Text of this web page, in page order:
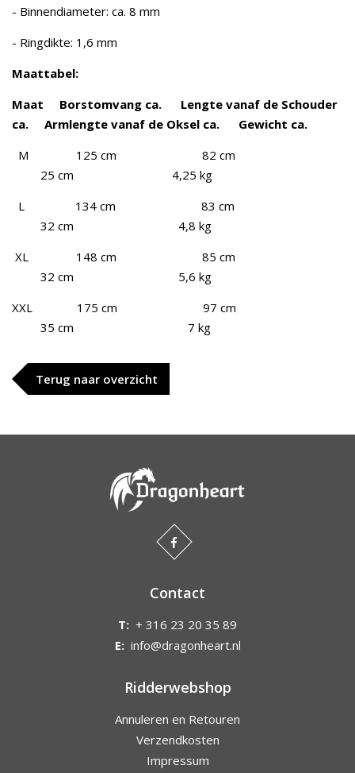
- Binnendiameter: ca. 8 mm
- Ringdikte: 1,6 mm
Maattabel:
Maat Borstomvang ca. Lengte vanaf de Schouder
ca. Armlengte vanaf de Oksel ca. Gewicht ca.
M 125 cm 82 cm
25 cm 4,25 kg
L 134 cm 83 cm
32 cm 4,8 kg
XL 148 cm 85 cm
32 cm 5,6 kg
XXL 175 cm 97 cm
35 cm 7 kg
Terug naar overzicht
Contact
T: + 316 23 20 35 89
E: info@dragonheart.nl
Ridderwebshop
Annuleren en Retouren
Verzendkosten
Impressum